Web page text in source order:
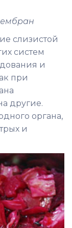
слизистой
систем
и
при
другие.
органа,
и